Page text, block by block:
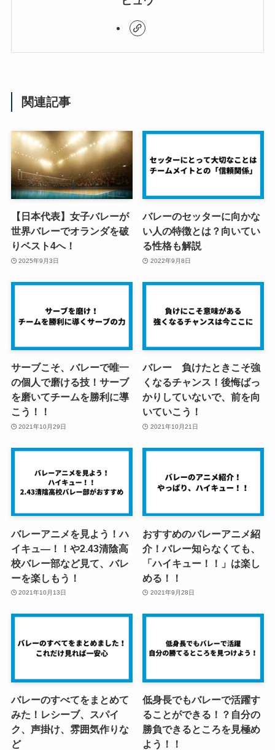
関連記事
【日本代表】女子バレーが
世界バレーでオランダを破
りベスト4へ！
2025年9月3日
バレーのセッターに向かな
い人の特徴とは？向いてい
る性格も解説
2022年9月8日
サーブこそ、バレーで唯一
の個人で磨ける技！サーブ
を磨いてチームを勝利に導
こう！！
2021年10月29日
バレー 負けたときこそ強
くなるチャンス！後悔ばっ
かりしていないで、前を向
いていこう！
2021年10月21日
バレーアニメを見よう！ハ
イキュ―！！や2.43清陰高
校バレー部など見て、バレ
ーを楽しもう！
2021年10月13日
おすすめのバレーアニメ紹
介！バレー知らなくても、
「ハイキュー！！」は楽し
める！！
2021年9月28日
バレーのすべてをまとめて
みた！レシーブ、スパイ
ク、声掛け、雰囲気作りな
ど
低身長でもバレーで活躍す
ることができる！？自分の
勝負できるところを見極め
よう！！